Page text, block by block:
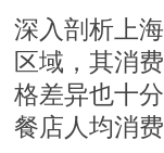
深入剖析上
区域，其消
格差异也十
餐店人均消